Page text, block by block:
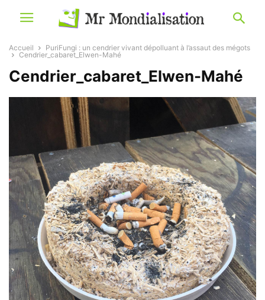
Accueil
PuriFungi : un cendrier vivant dépolluant à l’assaut des mégots
Cendrier_cabaret_Elwen-Mahé
Cendrier_cabaret_Elwen-Mahé